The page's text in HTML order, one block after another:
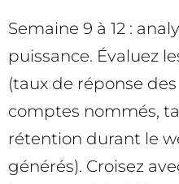
Semaine 9 à 12 :
puissance. Évaluez
(taux de réponse
comptes nommés,
rétention durant le
générés). Croisez